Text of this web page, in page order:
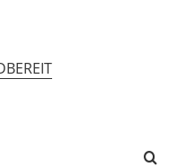
Textbewertungen.